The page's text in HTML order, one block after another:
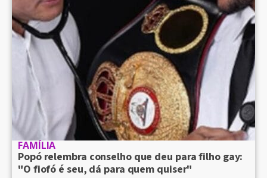
FAMÍLIA
Popó relembra conselho que deu para filho gay:
"O fiofó é seu, dá para quem quiser"